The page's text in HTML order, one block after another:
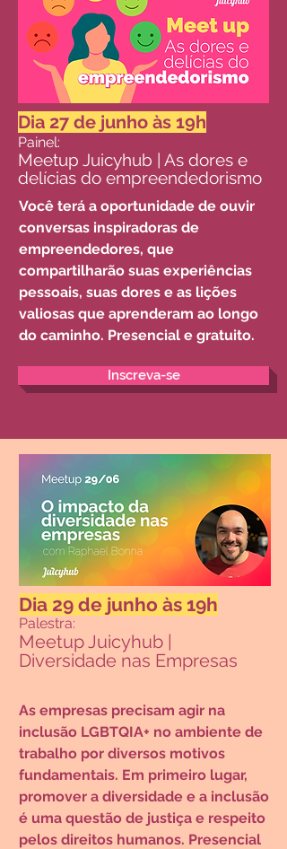
Dia 27 de junho às 19h
Painel:
Meetup Juicyhub | As dores e
delícias do empreendedorismo
Você terá a oportunidade de ouvir
conversas inspiradoras de
empreendedores, que
compartilharão suas experiências
pessoais, suas dores e as lições
valiosas que aprenderam ao longo
do caminho. Presencial e gratuito.
Inscreva-se
Dia 29 de junho às 19h
Palestra:
Meetup Juicyhub |
Diversidade nas Empresas
As empresas precisam agir na
inclusão LGBTQIA+ no ambiente de
trabalho por diversos motivos
fundamentais. Em primeiro lugar,
promover a diversidade e a inclusão
é uma questão de justiça e respeito
pelos direitos humanos. Presencial